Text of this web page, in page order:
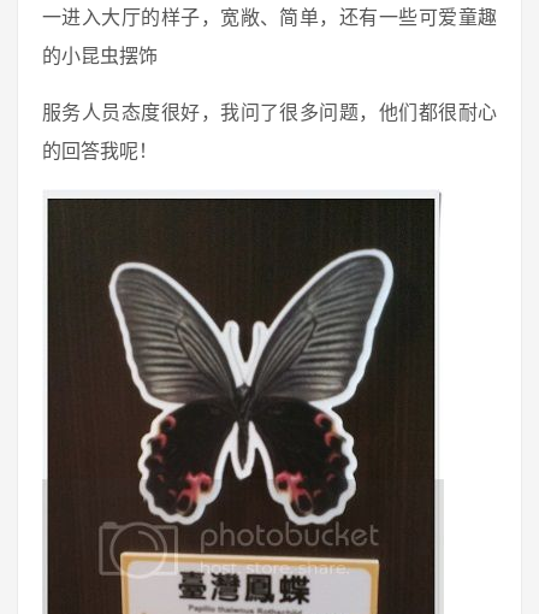
一进入大厅的样子，宽敞、简单，还有一些可爱童趣
的小昆虫摆饰
服务人员态度很好，我问了很多问题，他们都很耐心
的回答我呢！